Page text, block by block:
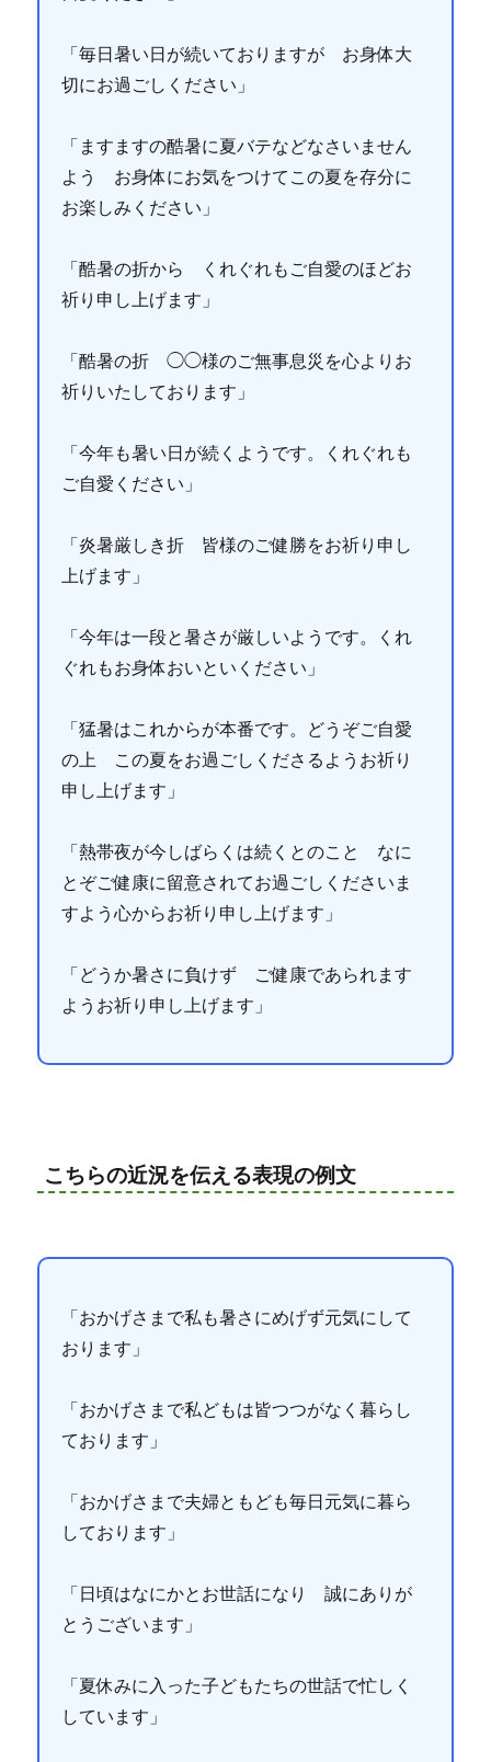
「毎日暑い日が続いておりますが お身体大
切にお過ごしください」
「ますますの酷暑に夏バテなどなさいません
よう お身体にお気をつけてこの夏を存分に
お楽しみください」
「酷暑の折から くれぐれもご自愛のほどお
祈り申し上げます」
「酷暑の折 ◯◯様のご無事息災を心よりお
祈りいたしております」
「今年も暑い日が続くようです。くれぐれも
ご自愛ください」
「炎暑厳しき折 皆様のご健勝をお祈り申し
上げます」
「今年は一段と暑さが厳しいようです。くれ
ぐれもお身体おいといください」
「猛暑はこれからが本番です。どうぞご自愛
の上 この夏をお過ごしくださるようお祈り
申し上げます」
「熱帯夜が今しばらくは続くとのこと なに
とぞご健康に留意されてお過ごしくださいま
すよう心からお祈り申し上げます」
「どうか暑さに負けず ご健康であられます
ようお祈り申し上げます」
こちらの近況を伝える表現の例文
「おかげさまで私も暑さにめげず元気にして
おります」
「おかげさまで私どもは皆つつがなく暮らし
ております」
「おかげさまで夫婦ともども毎日元気に暮ら
しております」
「日頃はなにかとお世話になり 誠にありが
とうございます」
「夏休みに入った子どもたちの世話で忙しく
しています」